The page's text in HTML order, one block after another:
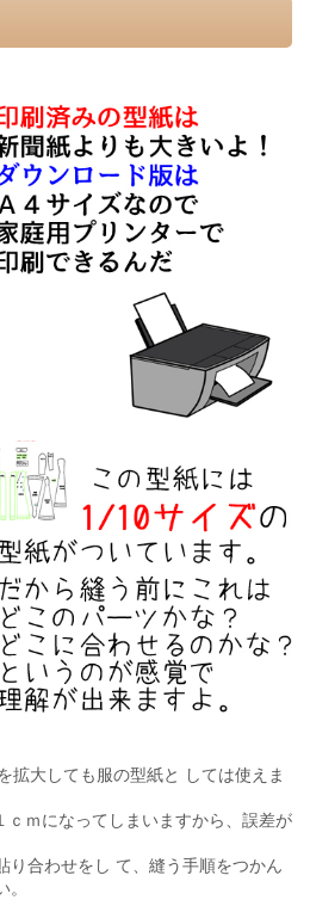
拡大しても服の型紙と しては使えま
ｃｍになってしまいますから、誤差が
り合わせをし て、縫う手順をつかん